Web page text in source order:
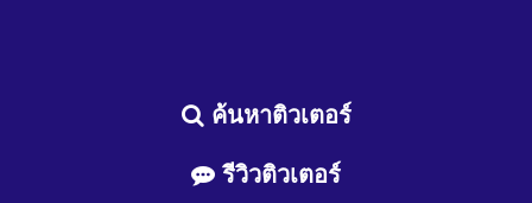
ค้นหาติวเตอร์
รีวิวติวเตอร์